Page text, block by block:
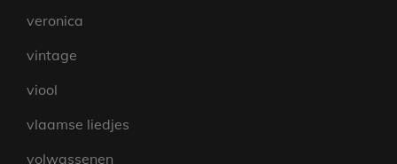
veronica
vintage
viool
vlaamse liedjes
volwassenen